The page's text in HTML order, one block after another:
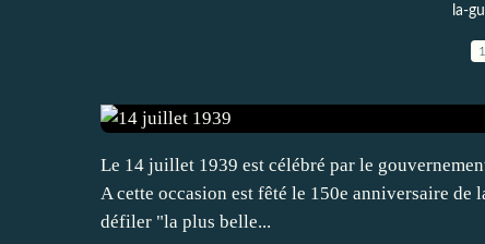
la-
Le 14 juillet 1939 est célébré par le
A cette occasion est fêté le 150e anniversaire
défiler "la plus belle...